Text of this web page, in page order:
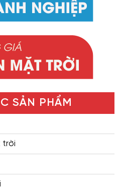
SẢN PHẨM
trời